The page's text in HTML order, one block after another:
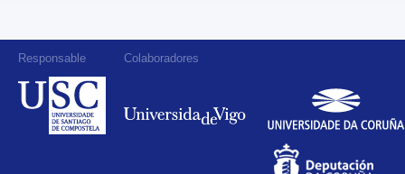
Responsable Colaboradores